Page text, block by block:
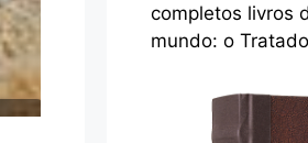
completos livros
mundo: o